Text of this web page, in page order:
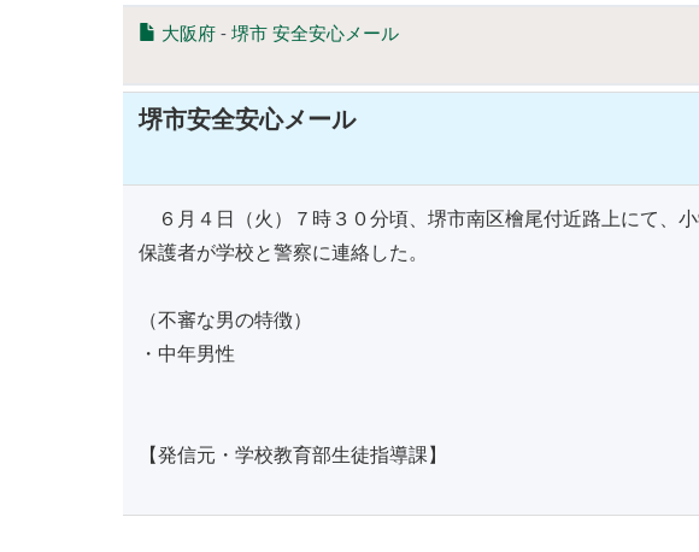
大阪府 - 堺市 安全安心メール
堺市安全安心メール
６月４日（火）７時３０分頃、堺市南区檜尾付近路上にて、
保護者が学校と警察に連絡した。
（不審な男の特徴）
・中年男性
【発信元・学校教育部生徒指導課】